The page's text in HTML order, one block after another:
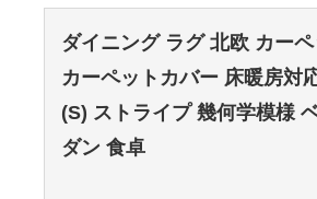
ダイニング ラグ 北欧 カー
カーペットカバー 床暖房対
(S) ストライプ 幾何学模様
ダン 食卓